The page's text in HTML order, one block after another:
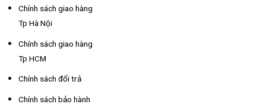
Chính sách giao hàng
Tp Hà Nội
Chính sách giao hàng
Tp HCM
Chính sách đổi trả
Chính sách bảo hành